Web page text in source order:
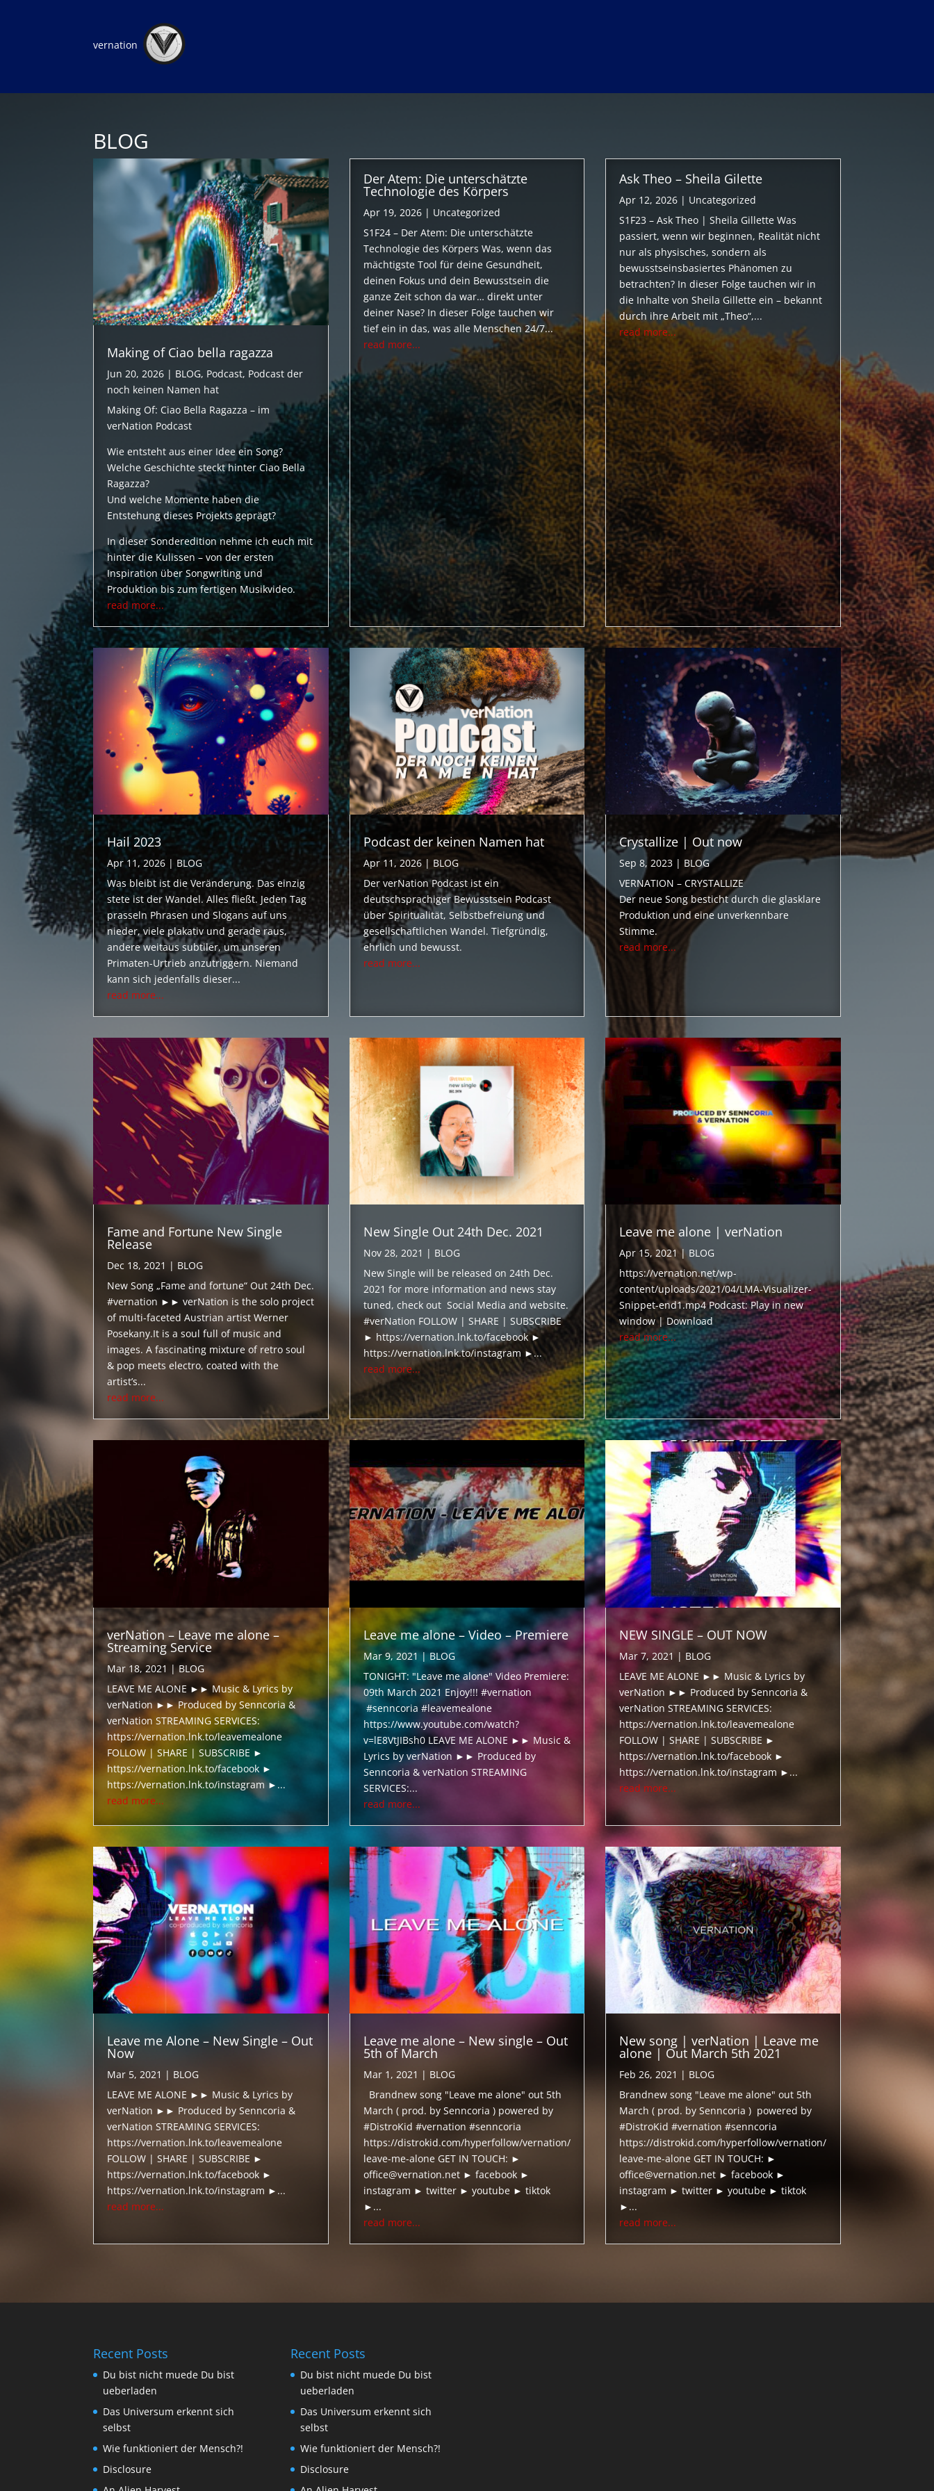
vernation
BLOG
Making of Ciao bella ragazza
Jun 20, 2026 | BLOG, Podcast, Podcast der
noch keinen Namen hat
Making Of: Ciao Bella Ragazza – im
verNation Podcast
Wie entsteht aus einer Idee ein Song?
Welche Geschichte steckt hinter Ciao Bella
Ragazza?
Und welche Momente haben die
Entstehung dieses Projekts geprägt?
In dieser Sonderedition nehme ich euch mit
hinter die Kulissen – von der ersten
Inspiration über Songwriting und
Produktion bis zum fertigen Musikvideo.
read more...
Der Atem: Die unterschätzte
Technologie des Körpers
Apr 19, 2026| Uncategorized
S1F24 – Der Atem: Die unterschätzte
Technologie des Körpers Was, wenn das
mächtigste Tool für deine Gesundheit,
deinen Fokus und dein Bewusstsein die
ganze Zeit schon da war… direkt unter
deiner Nase? In dieser Folge tauchen wir
tief ein in das, was alle Menschen 24/7...
read more...
Ask Theo – Sheila Gilette
Apr 12, 2026 | Uncategorized
S1F23 – Ask Theo | Sheila Gillette Was
passiert, wenn wir beginnen, Realität nicht
nur als physisches, sondern als
bewusstseinsbasiertes Phänomen zu
betrachten? In dieser Folge tauchen wir in
die Inhalte von Sheila Gillette ein – bekannt
durch ihre Arbeit mit „Theo“,...
read more...
Hail 2023
Apr 11, 2026 | BLOG
Was bleibt ist die Veränderung. Das einzig
stete ist der Wandel. Alles fließt. Jeden Tag
prasseln Phrasen und Slogans auf uns
nieder, viele plakativ und gerade raus,
andere weitaus subtiler, um unseren
Primaten-Urtrieb anzutriggern. Niemand
kann sich jedenfalls dieser...
read more...
Podcast der keinen Namen hat
Apr 11, 2026| BLOG
Der verNation Podcast ist ein
deutschsprachiger Bewusstsein Podcast
über Spiritualität, Selbstbefreiung und
gesellschaftlichen Wandel. Tiefgründig,
ehrlich und bewusst.
read more...
Crystallize | Out now
Sep 8, 2023 | BLOG
VERNATION – CRYSTALLIZE
Der neue Song besticht durch die glasklare
Produktion und eine unverkennbare
Stimme.
read more...
Fame and Fortune New Single
Release
Dec 18, 2021 | BLOG
New Song „Fame and fortune“ Out 24th Dec.
#vernation ►► verNation is the solo project
of multi-faceted Austrian artist Werner
Posekany.It is a soul full of music and
images. A fascinating mixture of retro soul
& pop meets electro, coated with the
artist’s...
read more...
New Single Out 24th Dec. 2021
Nov 28, 2021 | BLOG
New Single will be released on 24th Dec.
2021 for more information and news stay
tuned, check out Social Media and website.
#verNation FOLLOW | SHARE | SUBSCRIBE
► https://vernation.lnk.to/facebook ►
https://vernation.lnk.to/instagram ►...
read more...
Leave me alone | verNation
Apr 15, 2021| BLOG
https://vernation.net/wp-
content/uploads/2021/04/LMA-Visualizer-
Snippet-end1.mp4 Podcast: Play in new
window | Download
read more...
verNation – Leave me alone –
Streaming Service
Mar 18, 2021 |BLOG
LEAVE ME ALONE ►► Music & Lyrics by
verNation ►► Produced by Senncoria &
verNation STREAMING SERVICES:
https://vernation.lnk.to/leavemealone
FOLLOW | SHARE | SUBSCRIBE ►
https://vernation.lnk.to/facebook ►
https://vernation.lnk.to/instagram ►...
read more...
Leave me alone – Video – Premiere
Mar 9, 2021|BLOG
TONIGHT: "Leave me alone" Video Premiere:
09th March 2021 Enjoy!!! #vernation
#senncoria #leavemealone
https://www.youtube.com/watch?
v=lE8VtJIBsh0 LEAVE ME ALONE ►► Music &
Lyrics by verNation ►► Produced by
Senncoria & verNation STREAMING
SERVICES:...
read more...
NEW SINGLE – OUT NOW
Mar 7, 2021 | BLOG
LEAVE ME ALONE ►► Music & Lyrics by
verNation ►► Produced by Senncoria &
verNation STREAMING SERVICES:
https://vernation.lnk.to/leavemealone
FOLLOW | SHARE | SUBSCRIBE ►
https://vernation.lnk.to/facebook ►
https://vernation.lnk.to/instagram ►...
read more...
Leave me Alone – New Single – Out
Now
Mar 5, 2021 | BLOG
LEAVE ME ALONE ►► Music & Lyrics by
verNation ►► Produced by Senncoria &
verNation STREAMING SERVICES:
https://vernation.lnk.to/leavemealone
FOLLOW | SHARE | SUBSCRIBE ►
https://vernation.lnk.to/facebook ►
https://vernation.lnk.to/instagram ►...
read more...
Leave me alone – New single – Out
5th of March
Mar 1, 2021 | BLOG
Brandnew song "Leave me alone" out 5th
March ( prod. by Senncoria ) powered by
#DistroKid #vernation #senncoria
https://distrokid.com/hyperfollow/vernation/
leave-me-alone GET IN TOUCH: ►
office@vernation.net ► facebook ►
instagram ► twitter ► youtube ► tiktok
►...
read more...
New song | verNation | Leave me
alone | Out March 5th 2021
Feb 26, 2021 | BLOG
Brandnew song "Leave me alone" out 5th
March ( prod. by Senncoria ) powered by
#DistroKid #vernation #senncoria
https://distrokid.com/hyperfollow/vernation/
leave-me-alone GET IN TOUCH: ►
office@vernation.net ► facebook ►
instagram ► twitter ► youtube ► tiktok
►...
read more...
Recent Posts
Du bist nicht muede Du bist
ueberladen
Das Universum erkennt sich
selbst
Wie funktioniert der Mensch?!
Disclosure
Recent Posts
Du bist nicht muede Du bist
ueberladen
Das Universum erkennt sich
selbst
Wie funktioniert der Mensch?!
Disclosure